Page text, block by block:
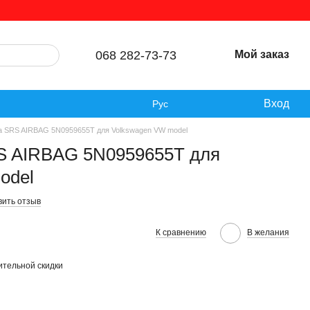
068 282-73-73 Мой заказ
Рус Вход
SRS AIRBAG 5N0959655T для Volkswagen VW model
AIRBAG 5N0959655T для
отзыв
К сравнению В желания
скидки